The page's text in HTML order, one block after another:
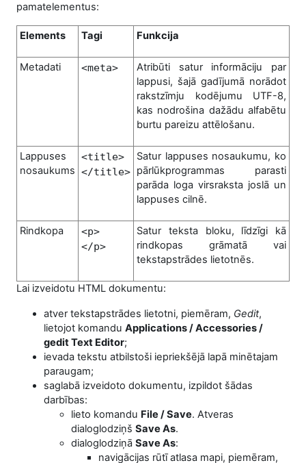
pamatelementus:
Elements Tagi Funkcija
Metadati <meta>
Atribūti satur informāciju par
lappusi, šajā gadījumā norādot
rakstzīmju kodējumu UTF-8,
kas nodrošina dažādu alfabētu
burtu pareizu attēlošanu.
Lappuses
nosaukums
<title>
</title>
Satur lappuses nosaukumu, ko
pārlūkprogrammas parasti
parāda loga virsraksta joslā un
lappuses cilnē.
Rindkopa
<p>
</p>
Satur teksta bloku, līdzīgi kā
rindkopas grāmatā vai
tekstapstrādes lietotnēs.
Lai izveidotu HTML dokumentu:
atver tekstapstrādes lietotni, piemēram, Gedit,
lietojot komandu Applications/ Accessories /
gedit Text Editor;
ievada tekstu atbilstoši iepriekšējā lapā minētajam
paraugam;
saglabā izveidoto dokumentu, izpildot šādas
darbības:
lieto komandu File / Save. Atveras
dialoglodziņš Save As.
dialoglodziņā Save As:
navigācijas rūtī atlasa mapi, piemēram,